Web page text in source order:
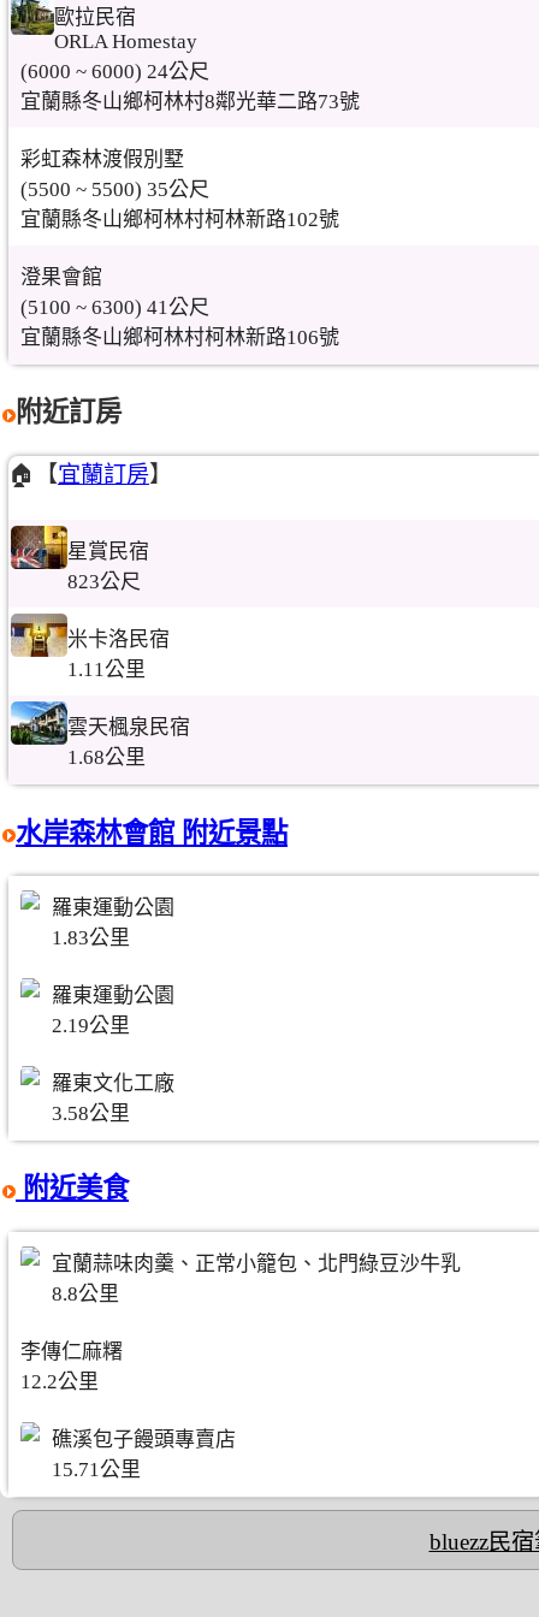
歐拉民宿
ORLA Homestay
(6000 ~ 6000) 24公尺
宜蘭縣冬山鄉柯林村8鄰光華二路73號
彩虹森林渡假別墅
(5500 ~ 5500) 35公尺
宜蘭縣冬山鄉柯林村柯林新路102號
澄果會館
(5100 ~ 6300) 41公尺
宜蘭縣冬山鄉柯林村柯林新路106號
附近訂房
🏠【宜蘭訂房】
星賞民宿
823公尺
米卡洛民宿
1.11公里
雲天楓泉民宿
1.68公里
水岸森林會館 附近景點
羅東運動公園
1.83公里
羅東運動公園
2.19公里
羅東文化工廠
3.58公里
附近美食
宜蘭蒜味肉羹、正常小籠包、北門綠豆沙牛乳
8.8公里
李傳仁麻糬
12.2公里
礁溪包子饅頭專賣店
15.71公里
bluezz民